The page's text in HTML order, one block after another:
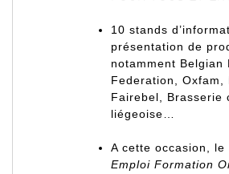
10 stands
présentation de
notamment Belgian
Federation, Oxfam,
Fairebel, Brasserie
liégeoise…
A cette occasion, le
Emploi Formation